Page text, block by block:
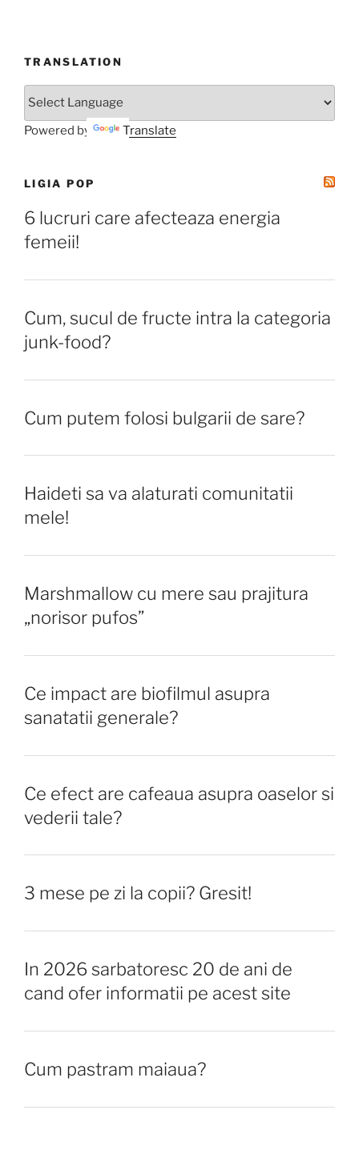
TRANSLATION
Powered by Translate
LIGIA POP
6 lucruri care afecteaza energia
femeii!
Cum, sucul de fructe intra la categoria
junk-food?
Cum putem folosi bulgarii de sare?
Haideti sa va alaturati comunitatii
mele!
Marshmallow cu mere sau prajitura
„norisor pufos”
Ce impact are biofilmul asupra
sanatatii generale?
Ce efect are cafeaua asupra oaselor si
vederii tale?
3 mese pe zi la copii? Gresit!
In 2026 sarbatoresc 20 de ani de
cand ofer informatii pe acest site
Cum pastram maiaua?